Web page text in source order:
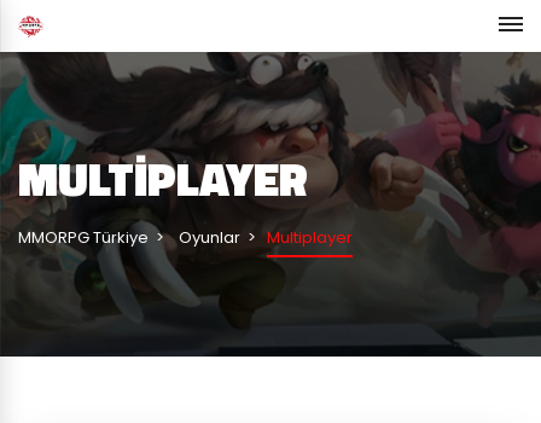
MULTIPLAYER
MMORPG Türkiye Oyunlar Multiplayer